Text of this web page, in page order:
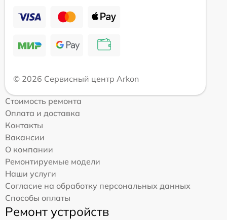
© 2026 Сервисный центр Arkon
Стоимость ремонта
Оплата и доставка
Контакты
Вакансии
О компании
Ремонтируемые модели
Наши услуги
Согласие на обработку персональных данных
Способы оплаты
Ремонт устройств